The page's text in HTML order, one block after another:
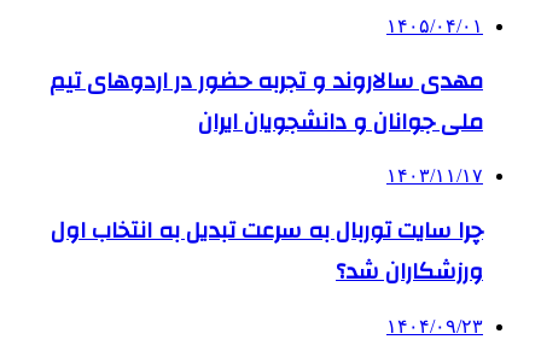
۱۴۰۵/۰۴/۰۱
مهدی سالاروند و تجربه حضور در اردوهای تیم
ملی جوانان و دانشجویان ایران
۱۴۰۳/۱۱/۱۷
چرا سایت توربال به ‌سرعت تبدیل به انتخاب اول
ورزشکاران شد؟
۱۴۰۴/۰۹/۲۳